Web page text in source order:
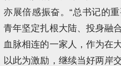
亦展倍感振奋。“总书记的
青年坚定扎根大陆、投身融
血脉相连的一家人，作为在
以此为激励，继续当好两岸